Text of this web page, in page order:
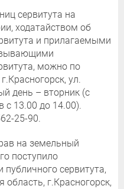
сервитута на
ходатайством об
и прилагаемыми
можно по
ул.
день – вторник (с
с 13.00 до 14.00).
25-90.
на земельный
поступило
публичного сервитута,
г.Красногорск,